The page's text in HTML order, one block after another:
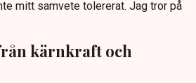
mitt samvete tolererat. Jag tror på
kärnkraft och